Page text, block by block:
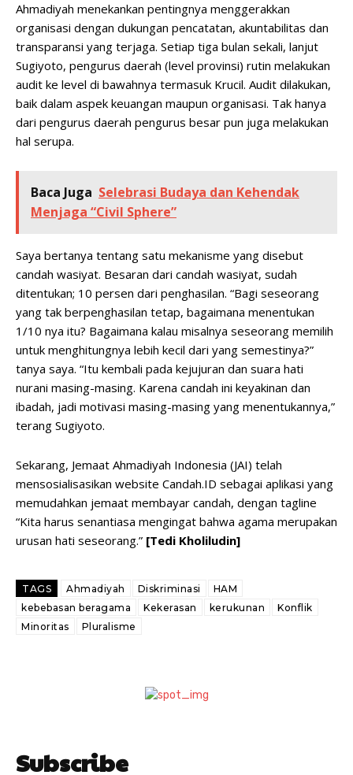
Ahmadiyah menekankan pentingnya menggerakkan
organisasi dengan dukungan pencatatan, akuntabilitas dan
transparansi yang terjaga. Setiap tiga bulan sekali, lanjut
Sugiyoto, pengurus daerah (level provinsi) rutin melakukan
audit ke level di bawahnya termasuk Krucil. Audit dilakukan,
baik dalam aspek keuangan maupun organisasi. Tak hanya
dari pengurus daerah pengurus besar pun juga melakukan
hal serupa.
Baca Juga Selebrasi Budaya dan Kehendak
Menjaga “Civil Sphere”
Saya bertanya tentang satu mekanisme yang disebut
candah wasiyat. Besaran dari candah wasiyat, sudah
ditentukan; 10 persen dari penghasilan. “Bagi seseorang
yang tak berpenghasilan tetap, bagaimana menentukan
1/10 nya itu? Bagaimana kalau misalnya seseorang memilih
untuk menghitungnya lebih kecil dari yang semestinya?”
tanya saya. “Itu kembali pada kejujuran dan suara hati
nurani masing-masing. Karena candah ini keyakinan dan
ibadah, jadi motivasi masing-masing yang menentukannya,”
terang Sugiyoto.
Sekarang, Jemaat Ahmadiyah Indonesia (JAI) telah
mensosialisasikan website Candah.ID sebagai aplikasi yang
memudahkan jemaat membayar candah, dengan tagline
“Kita harus senantiasa mengingat bahwa agama merupakan
urusan hati seseorang.” [Tedi Kholiludin]
TAGS Ahmadiyah Diskriminasi
HAM
kebebasan beragama
Kekerasan kerukunan
Konflik
Minoritas
Pluralisme
Subscribe